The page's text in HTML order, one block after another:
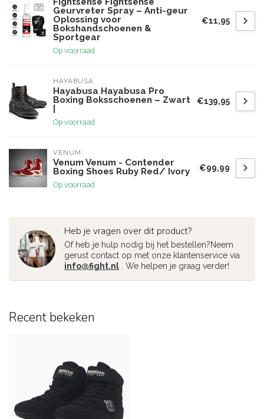
Geurvreter Spray – Anti-geur
Oplossing voor
Bokshandschoenen &
Sportgear
Op voorraad
€11,95
HAYABUSA
Hayabusa Hayabusa Pro
Boxing Boksschoenen – Zwart
Op voorraad
€139,95
VENUM
Venum Venum - Contender
Boxing Shoes Ruby Red/ Ivory
Op voorraad
€99,99
Heb je vragen over dit product?
Of heb je hulp nodig bij het bestellen?Neem
gerust contact op met onze klantenservice via
info@fight.nl . We helpen je graag verder!
Recent bekeken